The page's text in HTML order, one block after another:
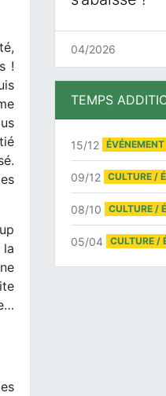
!
04/2026
TEMPS
15/12 ÉVÉNEMENT
09/12 CULTURE /
08/10 CULTURE /
05/04 CULTURE /